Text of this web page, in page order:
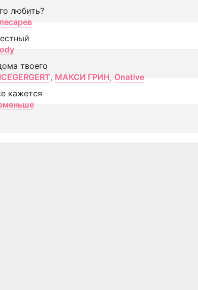
любить?
твоего
ICEGERGERT, МАКСИ ГРИН, Onative
кажется